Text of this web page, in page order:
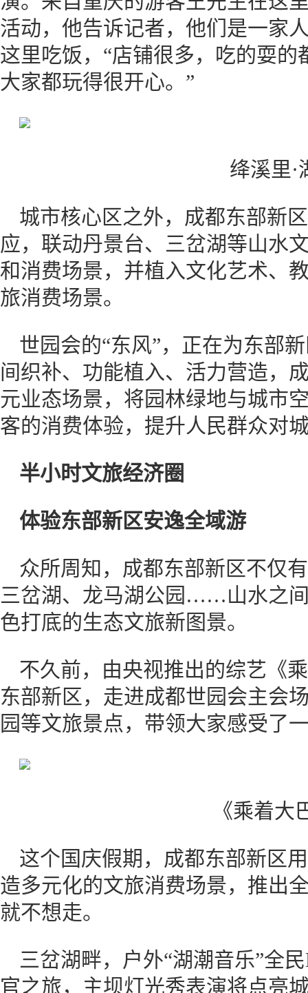
活动，他告诉记者，他们是一家
这里吃饭，“店铺很多，吃的耍
大家都玩得很开心。”
绛溪里·
城市核心区之外，成都东部新
应，联动丹景台、三岔湖等山水
和消费场景，并植入文化艺术、
旅消费场景。
世园会的“东风”，正在为东部
间织补、功能植入、活力营造，
元业态场景，将园林绿地与城市
客的消费体验，提升人民群众对
半小时文旅经济圈
体验东部新区安逸全域游
众所周知，成都东部新区不仅
三岔湖、龙马湖公园……山水之
色打底的生态文旅新图景。
不久前，由央视推出的综艺《
东部新区，走进成都世园会主会
园等文旅景点，带领大家感受了
《乘着大
这个国庆假期，成都东部新区
造多元化的文旅消费场景，推出
就不想走。
三岔湖畔，户外“湖潮音乐”全
官之旅，主坝灯光秀表演将点亮